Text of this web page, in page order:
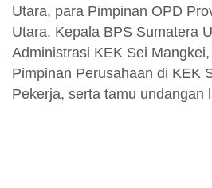
Utara, para Pimpinan OPD
Utara, Kepala BPS Sumatera
Administrasi KEK Sei
Pimpinan Perusahaan di KEK
Pekerja, serta tamu undangan